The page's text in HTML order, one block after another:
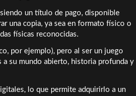
un título de pago, disponible
una copia, ya sea en formato físico o
físicas reconocidas.
por ejemplo), pero al ser un juego
a su mundo abierto, historia profunda y
lo que permite adquirirlo a un